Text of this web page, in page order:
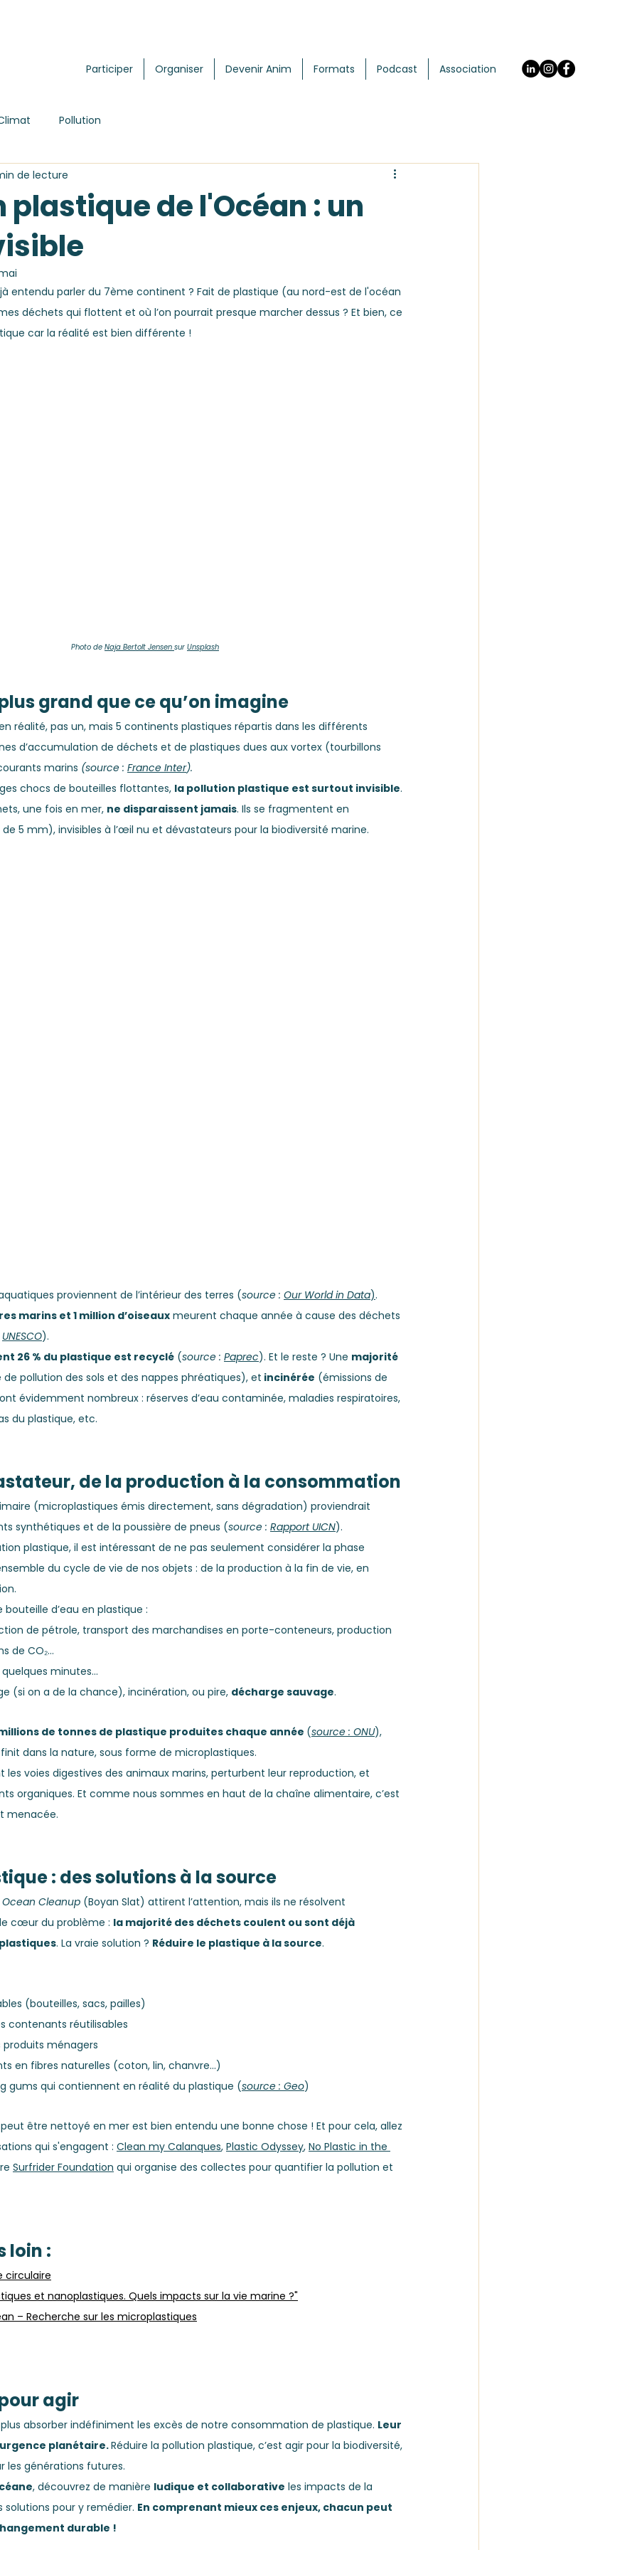
Participer Organiser Devenir Anim Formats Podcast Association
Pollution
plastique de l'Océan : un
de lecture
entendu parler du 7ème continent ? Fait de plastique (au nord-est de l'océan
déchets qui flottent et où l’on pourrait presque marcher dessus ? Et bien, ce
car la réalité est bien différente !
Photo de Naja Bertolt Jensen sur Unsplash
grand que ce qu’on imagine
réalité, pas un, mais 5 continents plastiques répartis dans les différents
d’accumulation de déchets et de plastiques dues aux vortex (tourbillons
marins (source : France Inter).
chocs de bouteilles flottantes, la pollution plastique est surtout invisible.
une fois en mer, ne disparaissent jamais. Ils se fragmentent en
5 mm), invisibles à l’œil nu et dévastateurs pour la biodiversité marine.
proviennent de l’intérieur des terres (source : Our World in Data).
marins et 1 million d’oiseaux meurent chaque année à cause des déchets
UNESCO).
26 % du plastique est recyclé (source : Paprec). Et le reste ? Une majorité
de pollution des sols et des nappes phréatiques), et incinérée (émissions de
évidemment nombreux : réserves d’eau contaminée, maladies respiratoires,
du plastique, etc.
de la production à la consommation
(microplastiques émis directement, sans dégradation) proviendrait
synthétiques et de la poussière de pneus (source : Rapport UICN).
plastique, il est intéressant de ne pas seulement considérer la phase
du cycle de vie de nos objets : de la production à la fin de vie, en
bouteille d’eau en plastique :
de pétrole, transport des marchandises en porte-conteneurs, production
de CO₂…
minutes...
(si on a de la chance), incinération, ou pire, décharge sauvage.
de tonnes de plastique produites chaque année (source : ONU),
dans la nature, sous forme de microplastiques.
les voies digestives des animaux marins, perturbent leur reproduction, et
organiques. Et comme nous sommes en haut de la chaîne alimentaire, c’est
menacée.
: des solutions à la source
Ocean Cleanup (Boyan Slat) attirent l’attention, mais ils ne résolvent
cœur du problème : la majorité des déchets coulent ou sont déjà
. La vraie solution ? Réduire le plastique à la source.
(bouteilles, sacs, pailles)
contenants réutilisables
produits ménagers
en fibres naturelles (coton, lin, chanvre...)
gums qui contiennent en réalité du plastique (source : Geo)
être nettoyé en mer est bien entendu une bonne chose ! Et pour cela, allez
qui s'engagent : Clean my Calanques, Plastic Odyssey, No Plastic in the
Surfrider Foundation qui organise des collectes pour quantifier la pollution et
loin :
circulaire
et nanoplastiques. Quels impacts sur la vie marine ?"
– Recherche sur les microplastiques
agir
absorber indéfiniment les excès de notre consommation de plastique. Leur
planétaire. Réduire la pollution plastique, c’est agir pour la biodiversité,
les générations futures.
, découvrez de manière ludique et collaborative les impacts de la
pour y remédier. En comprenant mieux ces enjeux, chacun peut
durable !